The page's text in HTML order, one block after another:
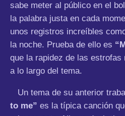
sabe meter al público en el
la palabra justa en cada
unos registros increíbles
la noche. Prueba de ello es
que la rapidez de las estrofas
a lo largo del tema.
Un tema de su anterior
to me” es la típica canción